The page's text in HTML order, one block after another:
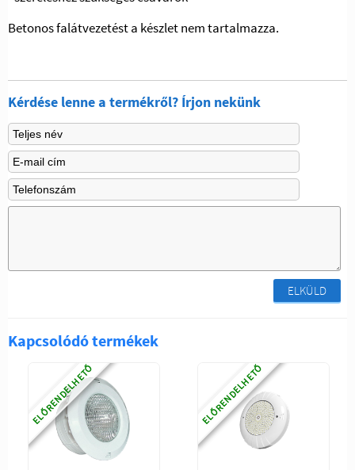
Betonos falátvezetést a készlet nem tartalmazza.
Kérdése lenne a termékről? Írjon nekünk
ELKÜLD
Kapcsolódó termékek
ELŐRENDELHETŐ ELŐRENDELHETŐ